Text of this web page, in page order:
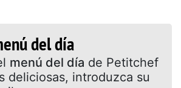
del día
menú del día de Petitchef
deliciosas, introduzca su